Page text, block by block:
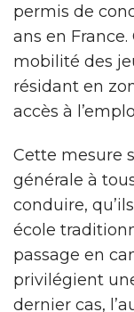
permis de
ans en
mobilité des
résidant en
accès à
Cette mesure
générale à
conduire,
école
passage en
privilégient
dernier cas,